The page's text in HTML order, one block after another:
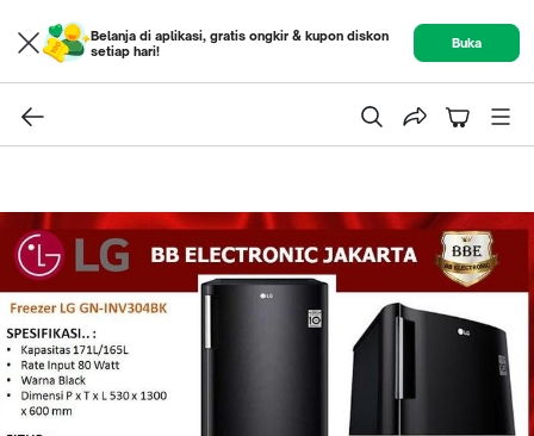
Belanja di aplikasi, gratis ongkir & kupon diskon
setiap hari!
Buka